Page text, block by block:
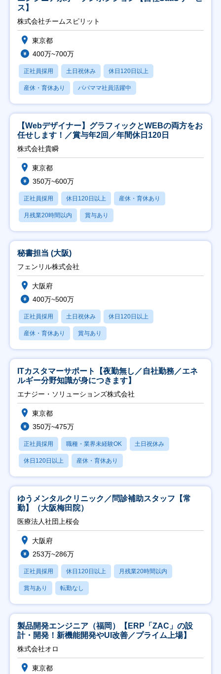
ス】
株式会社チームスピリット
東京都
400万~700万
正社員採用 土日祝休み 休日120日以上
産休・育休あり パパママ社員活躍中
【Webデザイナー】グラフィックとWEBの両方をお
任せします！／賞与年2回／年間休日120日
株式会社貴瞬
東京都
350万~600万
正社員採用 休日120日以上 産休・育休あり
月残業20時間以内 賞与あり
秘書担当 (大阪)
フェンリル株式会社
大阪府
400万~500万
正社員採用 土日祝休み 休日120日以上
産休・育休あり 賞与あり
ITカスタマーサポート【夜勤無し／自社勤務／エネ
ルギー分野知識が身につきます】
エナジー・ソリューションズ株式会社
東京都
350万~475万
正社員採用 職種・業界未経験OK 土日祝休み
休日120日以上 産休・育休あり
ゆうメンタルクリニック／問診補助スタッフ【常
勤】（大阪梅田院）
医療法人社団上桜会
大阪府
253万~286万
正社員採用 休日120日以上 月残業20時間以内
賞与あり 転勤なし
製品開発エンジニア（福岡）【ERP「ZAC」の設
計・開発！新機能開発やUI改善／プライム上場】
株式会社オロ
東京都